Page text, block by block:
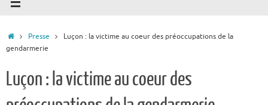
AccueilPresse
Luçon : la victime au coeur des préoccupations de la
gendarmerie
Luçon : la victime au coeur des